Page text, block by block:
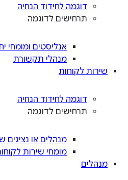
דוגמה לחידוד הנחיה
תרחישים לדוגמה
אנליסטים ומומחי
מנהלי תקשורת
שירות לקוחות
דוגמה לחידוד הנחיה
תרחישים לדוגמה
מנהלים או נציגים
מומחי שירות
מנהלים